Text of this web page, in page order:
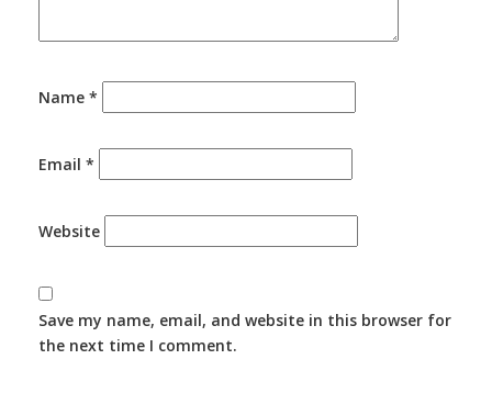
Name *
Email *
Website
Save my name, email, and website in this browser for
the next time I comment.